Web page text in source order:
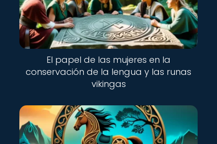
El papel de las mujeres en la
conservación de la lengua y las runas
vikingas